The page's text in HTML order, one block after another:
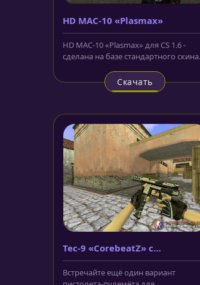
HD MAC-10 «Plasmax»
HD MAC-10 «Plasmax» для CS 1.6 -
сделана на базе стандартного скина
Скачать
Tec-9 «CorebeatZ» с
анимацией осмотра
Встречайте ещё один вариант